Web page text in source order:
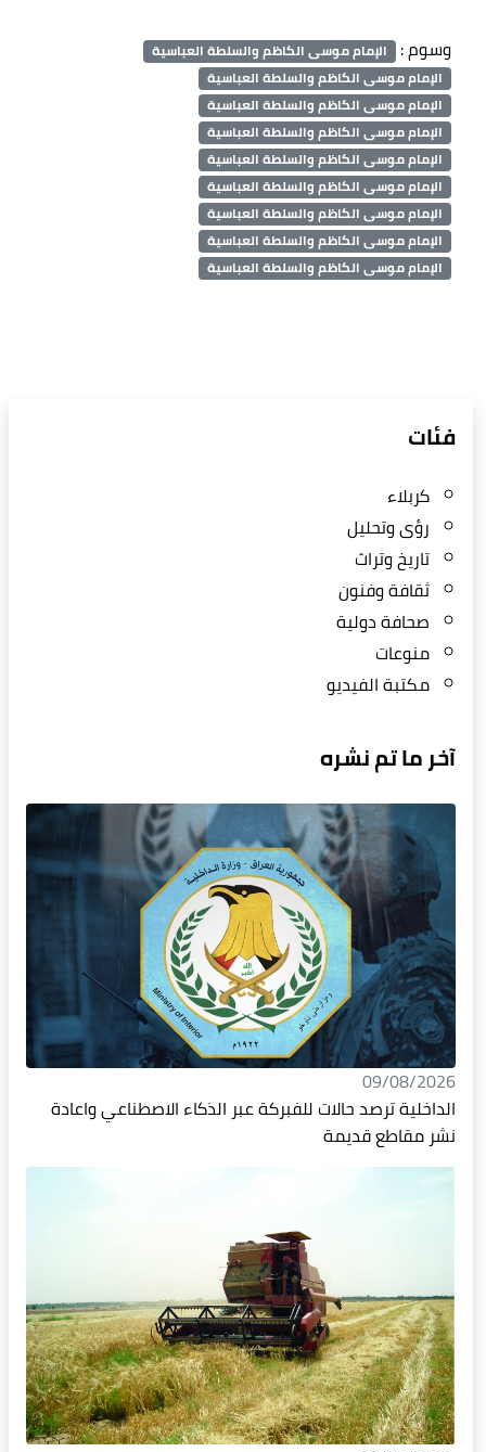
وسوم : الإمام موسى الكاظم والسلطة العباسية
الإمام موسى الكاظم والسلطة العباسية
الإمام موسى الكاظم والسلطة العباسية
الإمام موسى الكاظم والسلطة العباسية
الإمام موسى الكاظم والسلطة العباسية
الإمام موسى الكاظم والسلطة العباسية
الإمام موسى الكاظم والسلطة العباسية
الإمام موسى الكاظم والسلطة العباسية
الإمام موسى الكاظم والسلطة العباسية
فئات
كربلاء
رؤى وتحليل
تاريخ وتراث
ثقافة وفنون
صحافة دولية
منوعات
مكتبة الفيديو
آخر ما تم نشره
09/08/2026
الداخلية ترصد حالات للفبركة عبر الذكاء الاصطناعي واعادة
نشر مقاطع قديمة